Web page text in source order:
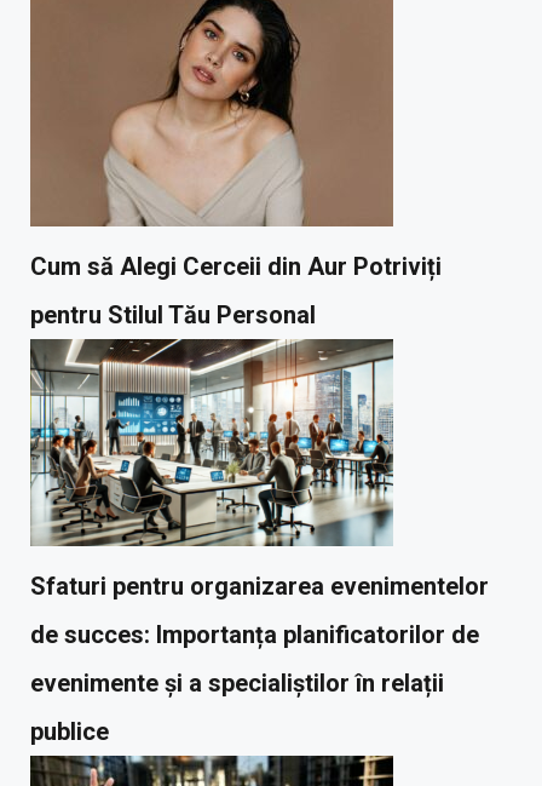
Cum să Alegi Cerceii din Aur Potriviți
pentru Stilul Tău Personal
Sfaturi pentru organizarea evenimentelor
de succes: Importanța planificatorilor de
evenimente și a specialiștilor în relații
publice